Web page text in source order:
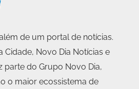
de um portal de notícias.
Cidade, Novo Dia Notícias e
parte do Grupo Novo Dia,
o maior ecossistema de